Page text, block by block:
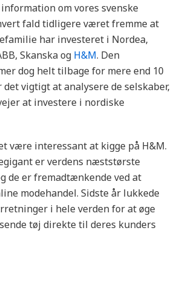
om vores svenske
fald tidligere været fremme at
har investeret i Nordea,
Skanska og H&M. Den
dog helt tilbage for mere end 10
vigtigt at analysere de selskaber,
at investere i nordiske
være interessant at kigge på H&M.
er verdens næststørste
de er fremadtænkende ved at
modehandel. Sidste år lukkede
i hele verden for at øge
tøj direkte til deres kunders